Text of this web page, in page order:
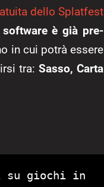
dello Splatfest
è già pre-
in cui potrà essere
tra: Sasso, Carta
su giochi in